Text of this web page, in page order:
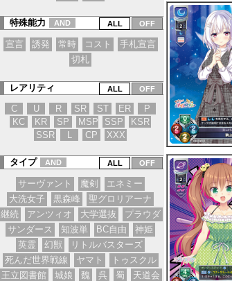
特殊能力 AND
宣言 誘発 常時 コスト
手札宣言
切札
レアリティ
C
U R SR ST ER
P
KC
KR SP MSP SSP
KSR
SSR
L CP XXX
タイプ AND
サーヴァント 魔剣
エネミー
大洗女子
黒森峰
聖グロリアーナ
継続
アンツィオ 大学選抜
プラウダ
サンダース
知波単 BC自由
神姫
英霊
幻獣
リトルバスターズ
死んだ世界戦線
ヤマト
トゥスクル
王立図書館
城娘 魏 呉 蜀
天道会